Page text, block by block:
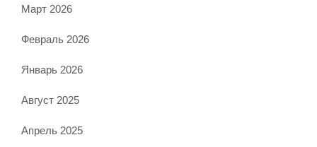
Март 2026
Февраль 2026
Январь 2026
Август 2025
Апрель 2025